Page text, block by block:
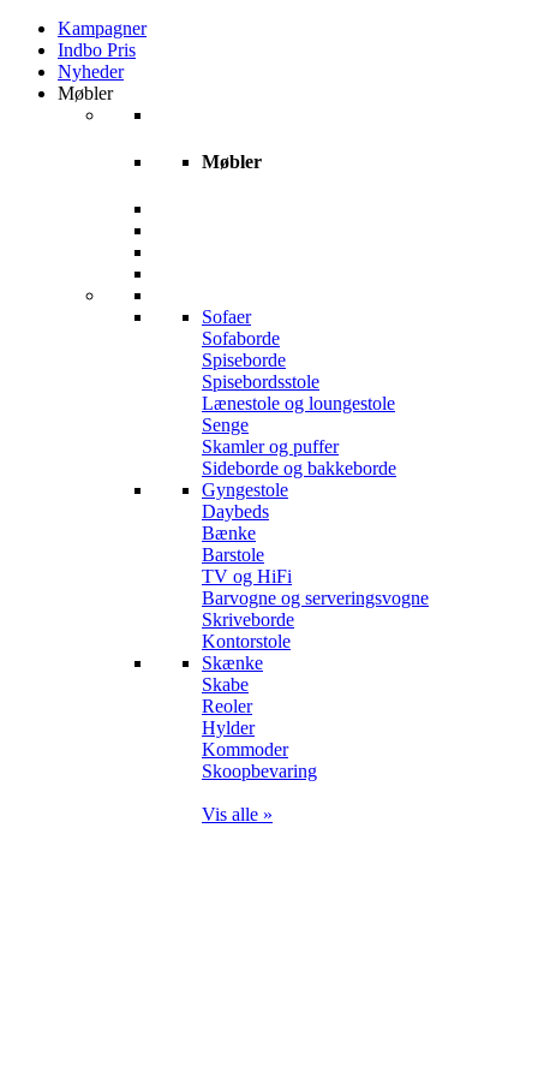
Kampagner
Indbo Pris
Nyheder
Møbler
Møbler
Sofaer
Sofaborde
Spiseborde
Spisebordsstole
Lænestole og loungestole
Senge
Skamler og puffer
Sideborde og bakkeborde
Gyngestole
Daybeds
Bænke
Barstole
TV og HiFi
Barvogne og serveringsvogne
Skriveborde
Kontorstole
Skænke
Skabe
Reoler
Hylder
Kommoder
Skoopbevaring
Vis alle »